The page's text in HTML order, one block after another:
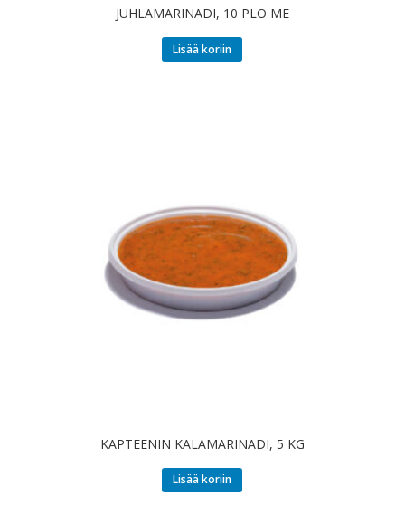
JUHLAMARINADI, 10 PLO ME
Lisää koriin
KAPTEENIN KALAMARINADI, 5 KG
Lisää koriin